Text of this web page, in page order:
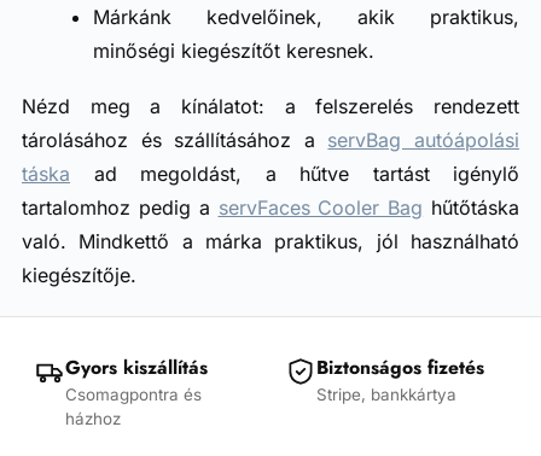
Márkánk kedvelőinek, akik praktikus,
minőségi kiegészítőt keresnek.
Nézd meg a kínálatot: a felszerelés rendezett
tárolásához és szállításához a servBag autóápolási
táska ad megoldást, a hűtve tartást igénylő
tartalomhoz pedig a servFaces Cooler Bag hűtőtáska
való. Mindkettő a márka praktikus, jól használható
kiegészítője.
Gyors kiszállítás
Csomagpontra és
házhoz
Biztonságos fizetés
Stripe, bankkártya